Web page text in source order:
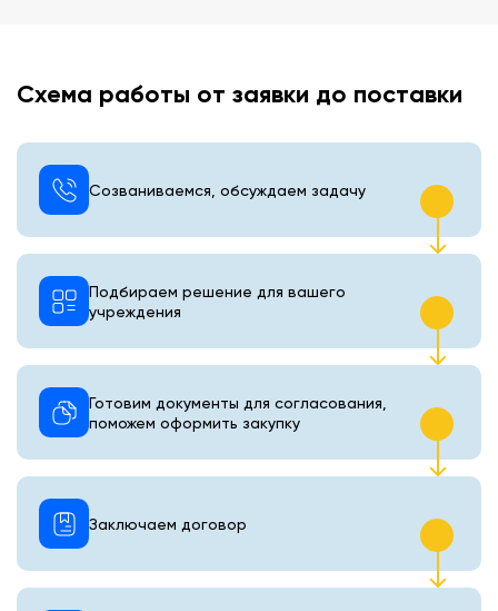
Схема работы от заявки до поставки
Созваниваемся, обсуждаем задачу
Подбираем решение для вашего
учреждения
Готовим документы для согласования,
поможем оформить закупку
Заключаем договор